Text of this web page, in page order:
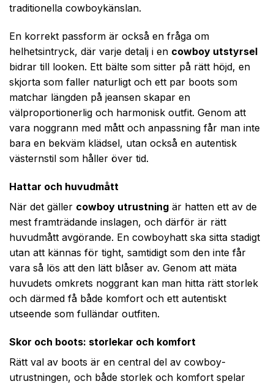
traditionella cowboykänslan.
En korrekt passform är också en fråga om
helhetsintryck, där varje detalj i en cowboy utstyrsel
bidrar till looken. Ett bälte som sitter på rätt höjd, en
skjorta som faller naturligt och ett par boots som
matchar längden på jeansen skapar en
välproportionerlig och harmonisk outfit. Genom att
vara noggrann med mått och anpassning får man inte
bara en bekväm klädsel, utan också en autentisk
västernstil som håller över tid.
Hattar och huvudmått
När det gäller cowboy utrustning är hatten ett av de
mest framträdande inslagen, och därför är rätt
huvudmått avgörande. En cowboyhatt ska sitta stadigt
utan att kännas för tight, samtidigt som den inte får
vara så lös att den lätt blåser av. Genom att mäta
huvudets omkrets noggrant kan man hitta rätt storlek
och därmed få både komfort och ett autentiskt
utseende som fulländar outfiten.
Skor och boots: storlekar och komfort
Rätt val av boots är en central del av cowboy­
utrustningen, och både storlek och komfort spelar